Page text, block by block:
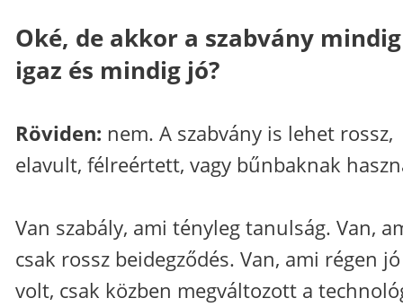
Oké, de akkor a szabvány mindig
igaz és mindig jó?
Röviden: nem. A szabvány is lehet rossz,
elavult, félreértett, vagy bűnbaknak
Van szabály, ami tényleg tanulság. Van,
csak rossz beidegződés. Van, ami régen jó
volt, csak közben megváltozott a